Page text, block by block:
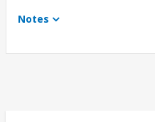
Notes